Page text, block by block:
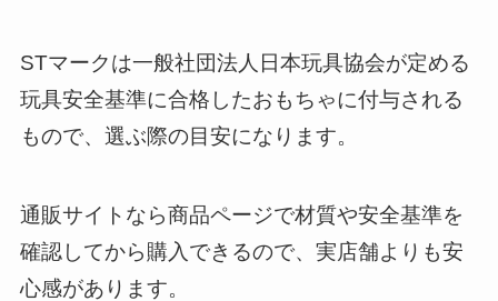
STマークは一般社団法人日本玩具協会が定める
玩具安全基準に合格したおもちゃに付与される
もので、選ぶ際の目安になります。
通販サイトなら商品ページで材質や安全基準を
確認してから購入できるので、実店舗よりも安
心感があります。